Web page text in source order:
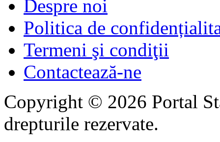
Despre noi
Politica de
Termeni şi condiţii
Contactează-ne
Copyright © 2026 Portal
drepturile rezervate.